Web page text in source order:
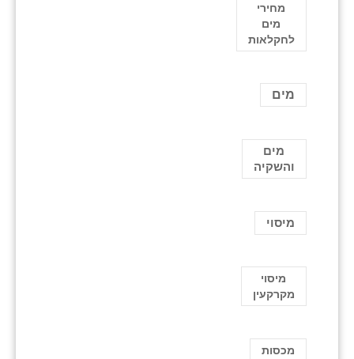
מחירי
מים
לחקלאות
מים
מים
והשקיה
מיסוי
מיסוי
מקרקעין
מכסות